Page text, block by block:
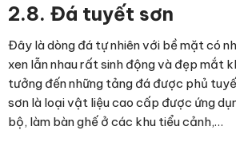
2.8. Đá tuyết sơn
Đây là dòng đá tự nhiên với bề mặt có
xen lẫn nhau rất sinh động và đẹp mắt
tưởng đến những tảng đá được phủ
sơn là loại vật liệu cao cấp được ứng
bộ, làm bàn ghế ở các khu tiểu cảnh,…